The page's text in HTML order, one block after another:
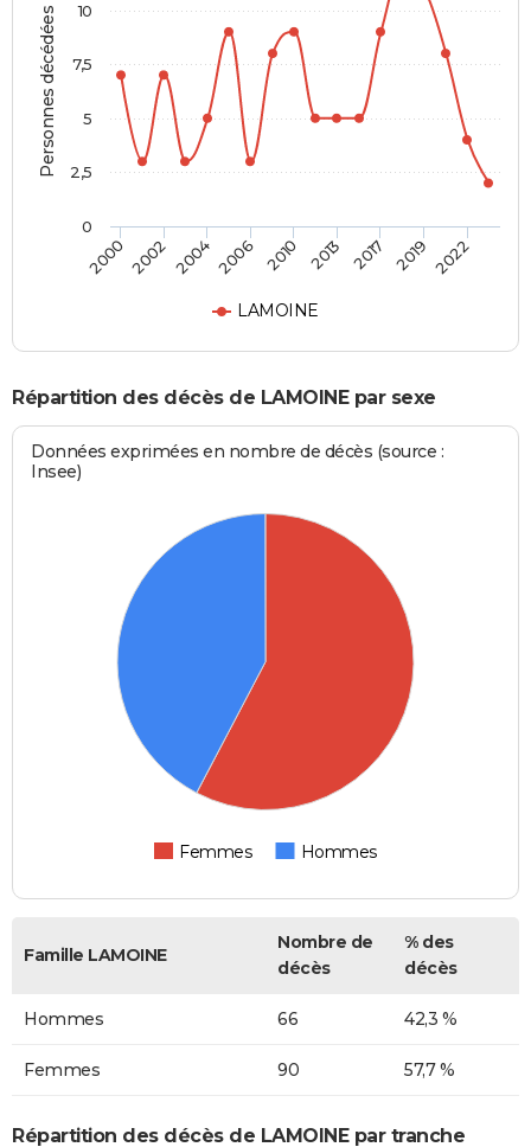
Personnes décédées
LAMOINE
2000 2002 20042006 2010 2013 2017 2019 2022
0
2,5
5
7,5
10
Répartition des décès de LAMOINE par sexe
Données exprimées en nombre de décès (source :
Insee)
Femmes Hommes
Famille LAMOINE
Nombre de
décès
% des
décès
Hommes 66 42,3 %
Femmes 90 57,7 %
Répartition des décès de LAMOINE par tranche